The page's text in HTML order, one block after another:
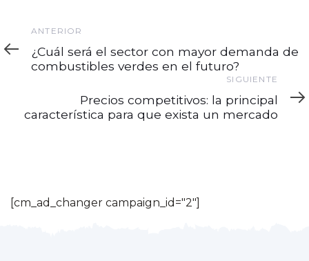
Anterior
ANTERIOR
¿Cuál será el sector con mayor demanda de
combustibles verdes en el futuro?
SIGUIENTE
Precios competitivos: la principal
característica para que exista un mercado
[cm_ad_changer campaign_id="2"]